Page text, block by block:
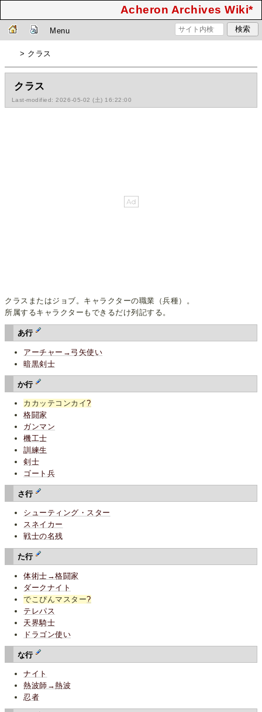
Acheron Archives Wiki*
Menu
> クラス
クラス
Last-modified: 2026-05-02 (土) 16:22:00
クラスまたはジョブ。キャラクターの職業（兵種）。
所属するキャラクターもできるだけ列記する。
あ行
アーチャー→弓矢使い
暗黒剣士
か行
カカッテコンカイ?
格闘家
ガンマン
機工士
訓練生
剣士
ゴート兵
さ行
シューティング・スター
スネイカー
戦士の名残
た行
体術士→格闘家
ダークナイト
でこぴんマスター?
テレパス
天界騎士
ドラゴン使い
な行
ナイト
熱波師→熱波
忍者